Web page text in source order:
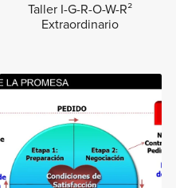
Taller I-G-R-O-W-R²
Extraordinario